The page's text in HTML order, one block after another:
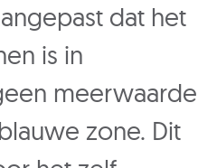
dat het
is in
meerwaarde
zone. Dit